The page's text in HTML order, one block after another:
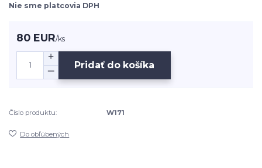
Nie sme platcovia DPH
80 EUR/ks
Pridať do košíka
Číslo produktu: W171
Do obľúbených